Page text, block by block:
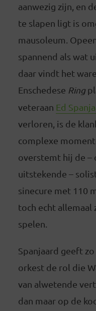
aanwezig zijn, en
te slapen ligt is
mausoleum.
spannend als wat
daar vindt het
Enschedese Ring
veteraan Ed
verloren, is de
complexe
overstemt hij de –
uitstekende –
sinecure met 110
toch echt
spelen.
Spanjaard geeft
orkest de rol die
van alwetende
dan maar op de